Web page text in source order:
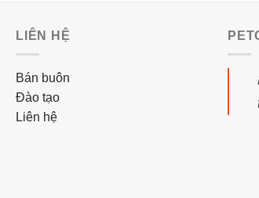
LIÊN HỆ
Bán buôn
Đào tạo
Liên hệ